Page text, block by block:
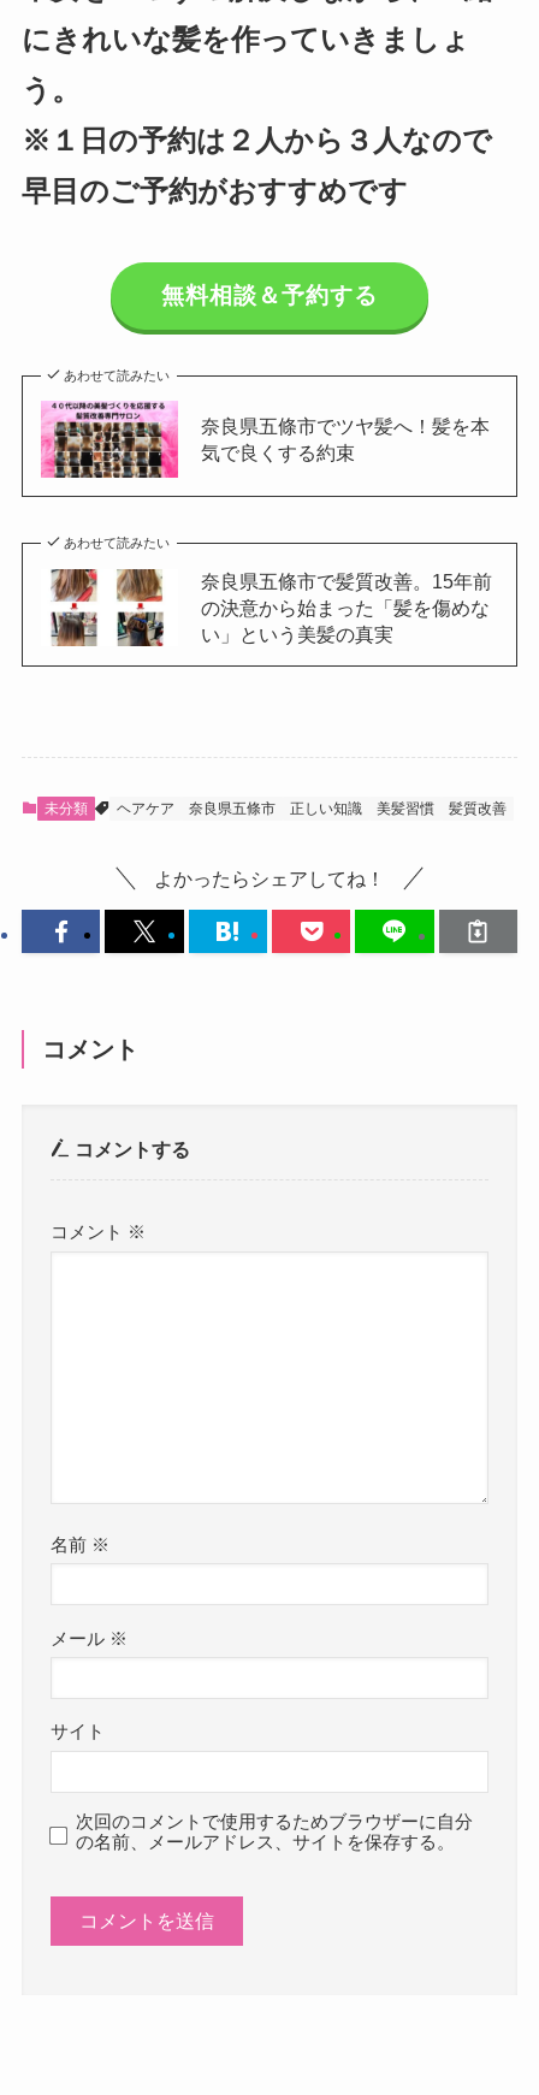
にきれいな髪を作っていきましょ
う。
※１日の予約は２人から３人なので
早目のご予約がおすすめです
無料相談＆予約する
あわせて読みたい
奈良県五條市でツヤ髪へ！髪を本
気で良くする約束
あわせて読みたい
奈良県五條市で髪質改善。15年前
の決意から始まった「髪を傷めな
い」という美髪の真実
未分類 ヘアケア 奈良県五條市 正しい知識 美髪習慣 髪質改善
よかったらシェアしてね！
コメント
コメントする
コメント ※
名前 ※
メール ※
サイト
次回のコメントで使用するためブラウザーに自分
の名前、メールアドレス、サイトを保存する。